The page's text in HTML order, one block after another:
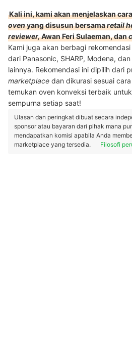
Kali ini, kami akan menjelaskan
ovenyang disusun bersamaretail
reviewer,Awan Feri Sulaeman, dan
Kami juga akan berbagi rekomendasi
dari Panasonic, SHARP, Modena,
lainnya. Rekomendasi ini dipilih dari
marketplace dan dikurasi sesuai
temukan oven konveksi terbaik
sempurna setiap saat!
Ulasan dan peringkat dibuat secara
sponsor atau bayaran dari pihak mana
mendapatkan komisi apabila Anda
marketplace yang tersedia.
Filosofi